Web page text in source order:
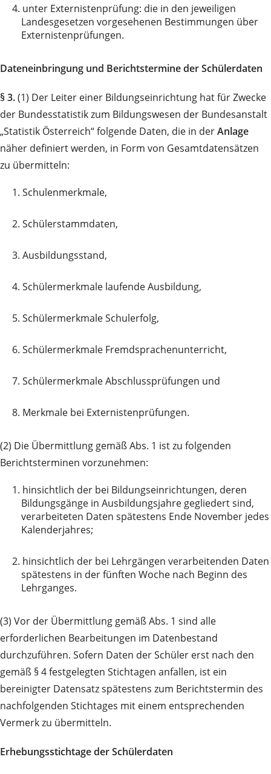
4. unter Externistenprüfung: die in den jeweiligen
Landesgesetzen vorgesehenen Bestimmungen über
Externistenprüfungen.
Dateneinbringung und Berichtstermine der Schülerdaten
§ 3.(1) Der Leiter einer Bildungseinrichtung hat für Zwecke
der Bundesstatistik zum Bildungswesen der Bundesanstalt
„Statistik Österreich“ folgende Daten, die in derAnlage
näher definiert werden, in Form von Gesamtdatensätzen
zu übermitteln:
1. Schulenmerkmale,
2. Schülerstammdaten,
3. Ausbildungsstand,
4. Schülermerkmale laufende Ausbildung,
5. Schülermerkmale Schulerfolg,
6. Schülermerkmale Fremdsprachenunterricht,
7. Schülermerkmale Abschlussprüfungen und
8. Merkmale bei Externistenprüfungen.
(2) Die Übermittlung gemäß Abs. 1 ist zu folgenden
Berichtsterminen vorzunehmen:
1. hinsichtlich der bei Bildungseinrichtungen, deren
Bildungsgänge in Ausbildungsjahre gegliedert sind,
verarbeiteten Daten spätestens Ende November jedes
Kalenderjahres;
2. hinsichtlich der bei Lehrgängen verarbeitenden Daten
spätestens in der fünften Woche nach Beginn des
Lehrganges.
(3) Vor der Übermittlung gemäß Abs. 1 sind alle
erforderlichen Bearbeitungen im Datenbestand
durchzuführen. Sofern Daten der Schüler erst nach den
gemäß § 4 festgelegten Stichtagen anfallen, ist ein
bereinigter Datensatz spätestens zum Berichtstermin des
nachfolgenden Stichtages mit einem entsprechenden
Vermerk zu übermitteln.
Erhebungsstichtage der Schülerdaten